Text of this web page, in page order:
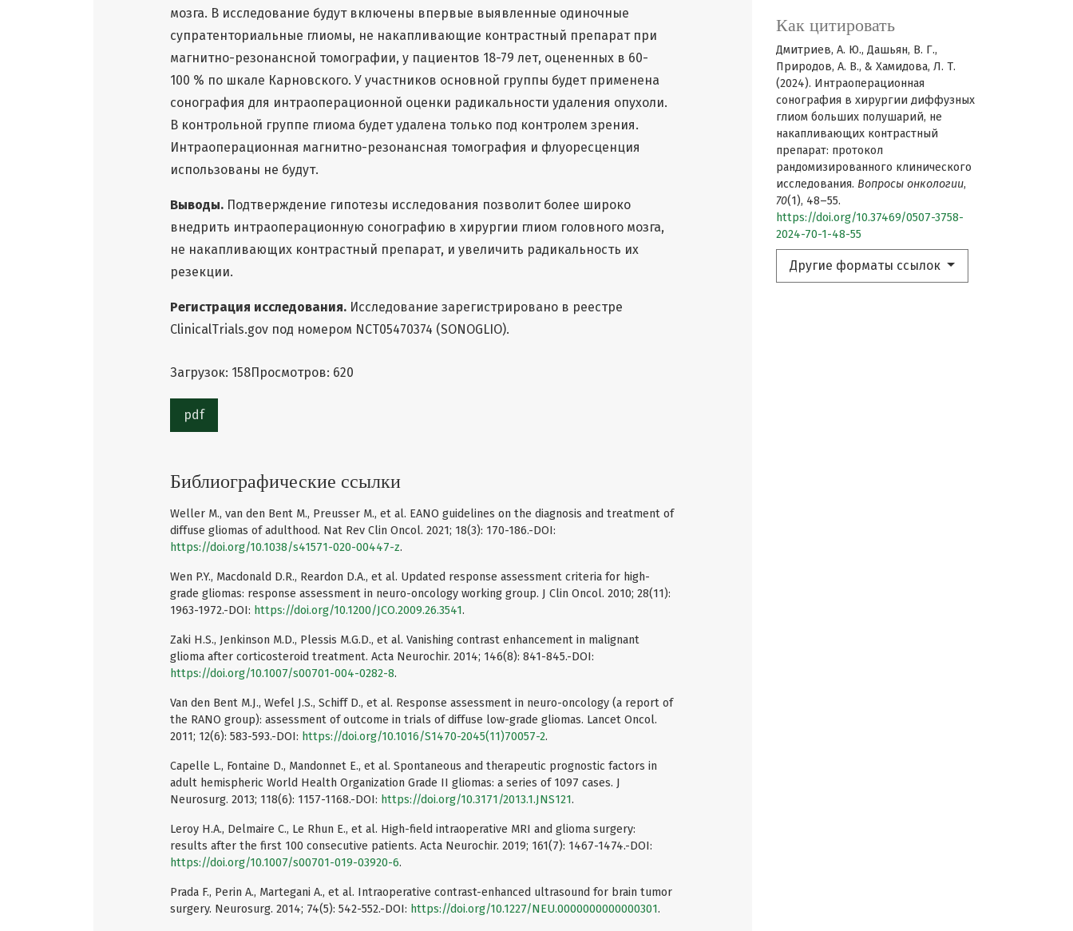
Как цитировать
Дмитриев, А. Ю., Дашьян, В. Г.,
Природов, А. В., & Хамидова, Л. Т.
(2024). Интраоперационная
сонография в хирургии диффузных
глиом больших полушарий, не
накапливающих контрастный
препарат: протокол
рандомизированного клинического
исследования. Вопросы онкологии,
70(1), 48–55.
https://doi.org/10.37469/0507-3758-
2024-70-1-48-55
Другие форматы ссылок
мозга. В исследование будут включены впервые выявленные одиночные
супратенториальные глиомы, не накапливающие контрастный препарат при
магнитно-резонансной томографии, у пациентов 18-79 лет, оцененных в 60-
100 % по шкале Карновского. У участников основной группы будет применена
сонография для интраоперационной оценки радикальности удаления опухоли.
В контрольной группе глиома будет удалена только под контролем зрения.
Интраоперационная магнитно-резонансная томография и флуоресценция
использованы не будут.
Выводы. Подтверждение гипотезы исследования позволит более широко
внедрить интраоперационную сонографию в хирургии глиом головного мозга,
не накапливающих контрастный препарат, и увеличить радикальность их
резекции.
Регистрация исследования. Исследование зарегистрировано в реестре
ClinicalTrials.gov под номером NCT05470374 (SONOGLIO).
Загрузок: 158Просмотров: 620
pdf
Библиографические ссылки
Weller M., van den Bent M., Preusser M., et al. EANO guidelines on the diagnosis and treatment of
diffuse gliomas of adulthood. Nat Rev Clin Oncol. 2021; 18(3): 170-186.-DOI:
https://doi.org/10.1038/s41571-020-00447-z.
Wen P.Y., Macdonald D.R., Reardon D.A., et al. Updated response assessment criteria for high-
grade gliomas: response assessment in neuro-oncology working group. J Clin Oncol. 2010; 28(11):
1963-1972.-DOI: https://doi.org/10.1200/JCO.2009.26.3541.
Zaki H.S., Jenkinson M.D., Plessis M.G.D., et al. Vanishing contrast enhancement in malignant
glioma after corticosteroid treatment. Acta Neurochir. 2014; 146(8): 841-845.-DOI:
https://doi.org/10.1007/s00701-004-0282-8.
Van den Bent M.J., Wefel J.S., Schiff D., et al. Response assessment in neuro-oncology (a report of
the RANO group): assessment of outcome in trials of diffuse low-grade gliomas. Lancet Oncol.
2011; 12(6): 583-593.-DOI: https://doi.org/10.1016/S1470-2045(11)70057-2.
Capelle L., Fontaine D., Mandonnet E., et al. Spontaneous and therapeutic prognostic factors in
adult hemispheric World Health Organization Grade II gliomas: a series of 1097 cases. J
Neurosurg. 2013; 118(6): 1157-1168.-DOI: https://doi.org/10.3171/2013.1.JNS121.
Leroy H.A., Delmaire C., Le Rhun E., et al. High-field intraoperative MRI and glioma surgery:
results after the first 100 consecutive patients. Acta Neurochir. 2019; 161(7): 1467-1474.-DOI:
https://doi.org/10.1007/s00701-019-03920-6.
Prada F., Perin A., Martegani A., et al. Intraoperative contrast-enhanced ultrasound for brain tumor
surgery. Neurosurg. 2014; 74(5): 542-552.-DOI: https://doi.org/10.1227/NEU.0000000000000301.